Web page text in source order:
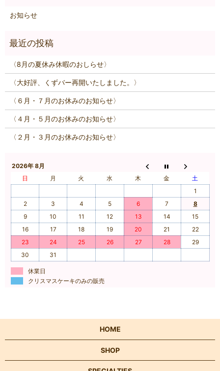
お知らせ
〈8月の夏休み休暇のおしらせ〉
〈大好評、くずバー再開いたしました。〉
〈６月・７月のお休みのお知らせ〉
〈４月・５月のお休みのお知らせ〉
〈２月・３月のお休みのお知らせ〉
2026年 8月
日
月 火 水 木 金
土
1
2
3 4 5 6 7
8
9
10 11 12 13 14
15
16
17 18 19 20 21
22
23
24 25 26 27 28
29
30
31
休業日
クリスマスケーキのみの販売
HOME
SHOP